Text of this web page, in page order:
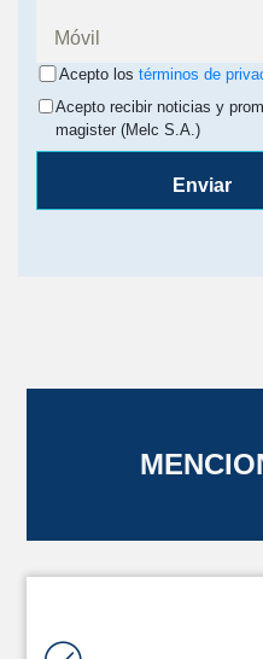
Acepto los términos de
Acepto recibir noticias y
magister (Melc S.A.)
Enviar